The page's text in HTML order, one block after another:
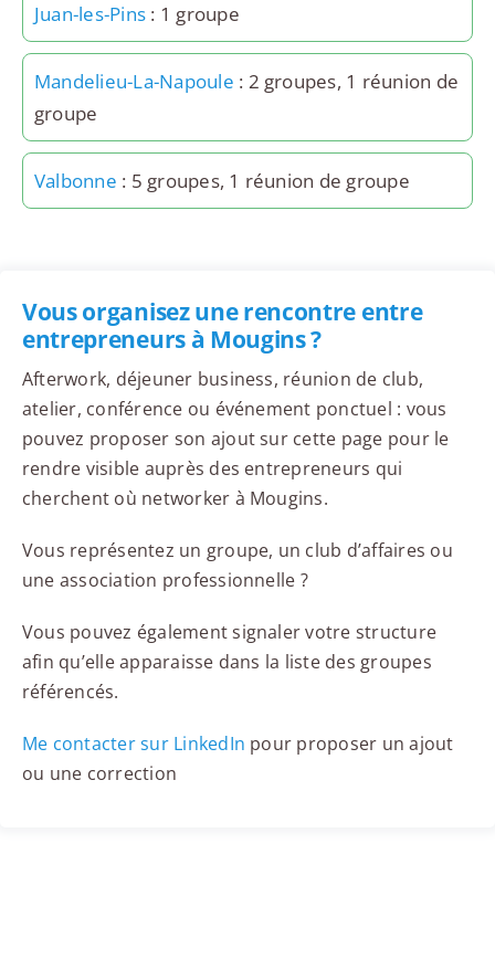
Juan-les-Pins : 1 groupe
Mandelieu-La-Napoule : 2 groupes, 1 réunion de
groupe
Valbonne : 5 groupes, 1 réunion de groupe
Vous organisez une rencontre entre
entrepreneurs à Mougins ?
Afterwork, déjeuner business, réunion de club,
atelier, conférence ou événement ponctuel : vous
pouvez proposer son ajout sur cette page pour le
rendre visible auprès des entrepreneurs qui
cherchent où networker à Mougins.
Vous représentez un groupe, un club d’affaires ou
une association professionnelle ?
Vous pouvez également signaler votre structure
afin qu’elle apparaisse dans la liste des groupes
référencés.
Me contacter sur LinkedIn pour proposer un ajout
ou une correction